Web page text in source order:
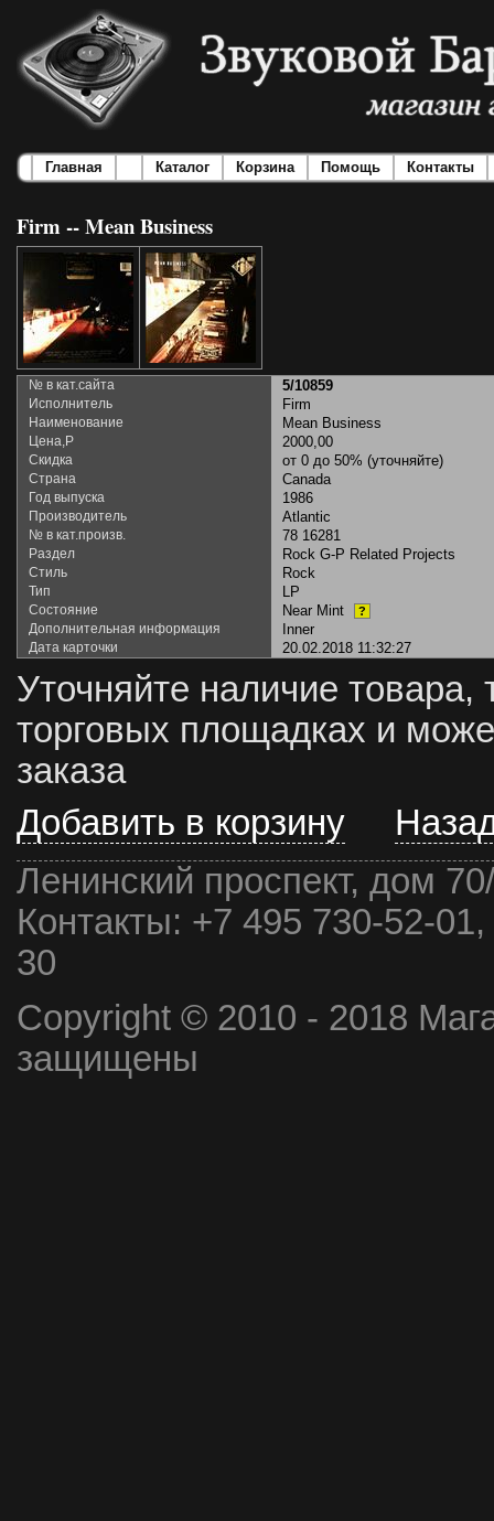
Главная Каталог Корзина Помощь Контакты
Firm -- Mean Business
№ в кат.сайта 5/10859
Исполнитель Firm
Наименование Mean Business
Цена,Р 2000,00
Скидка от 0 до 50% (уточняйте)
Страна Canada
Год выпуска 1986
Производитель Atlantic
№ в кат.произв. 78 16281
Раздел Rock G-P Related Projects
Стиль Rock
Тип LP
Состояние Near Mint ?
Дополнительная информация Inner
Дата карточки 20.02.2018 11:32:27
Уточняйте наличие товара,
торговых площадках и
заказа
Добавить в корзину
Ленинский проспект, дом
Контакты: +7 495 730-52-
30
Copyright © 2010 - 2018
защищены